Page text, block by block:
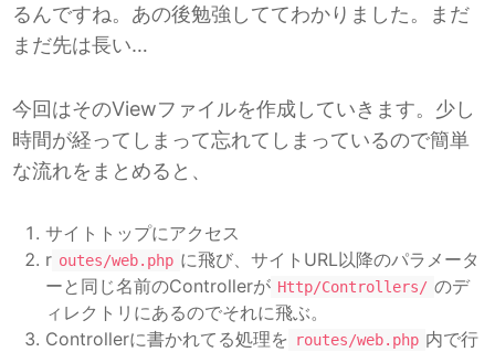
るんですね。あの後勉強しててわかりました。まだ
まだ先は長い…
今回はそのViewファイルを作成していきます。少し
時間が経ってしまって忘れてしまっているので簡単
な流れをまとめると、
サイトトップにアクセス
r outes/web.php に飛び、サイトURL以降のパラメータ
ーと同じ名前のControllerが Http/Controllers/ のデ
ィレクトリにあるのでそれに飛ぶ。
Controllerに書かれてる処理を
routes/web.php 内で行